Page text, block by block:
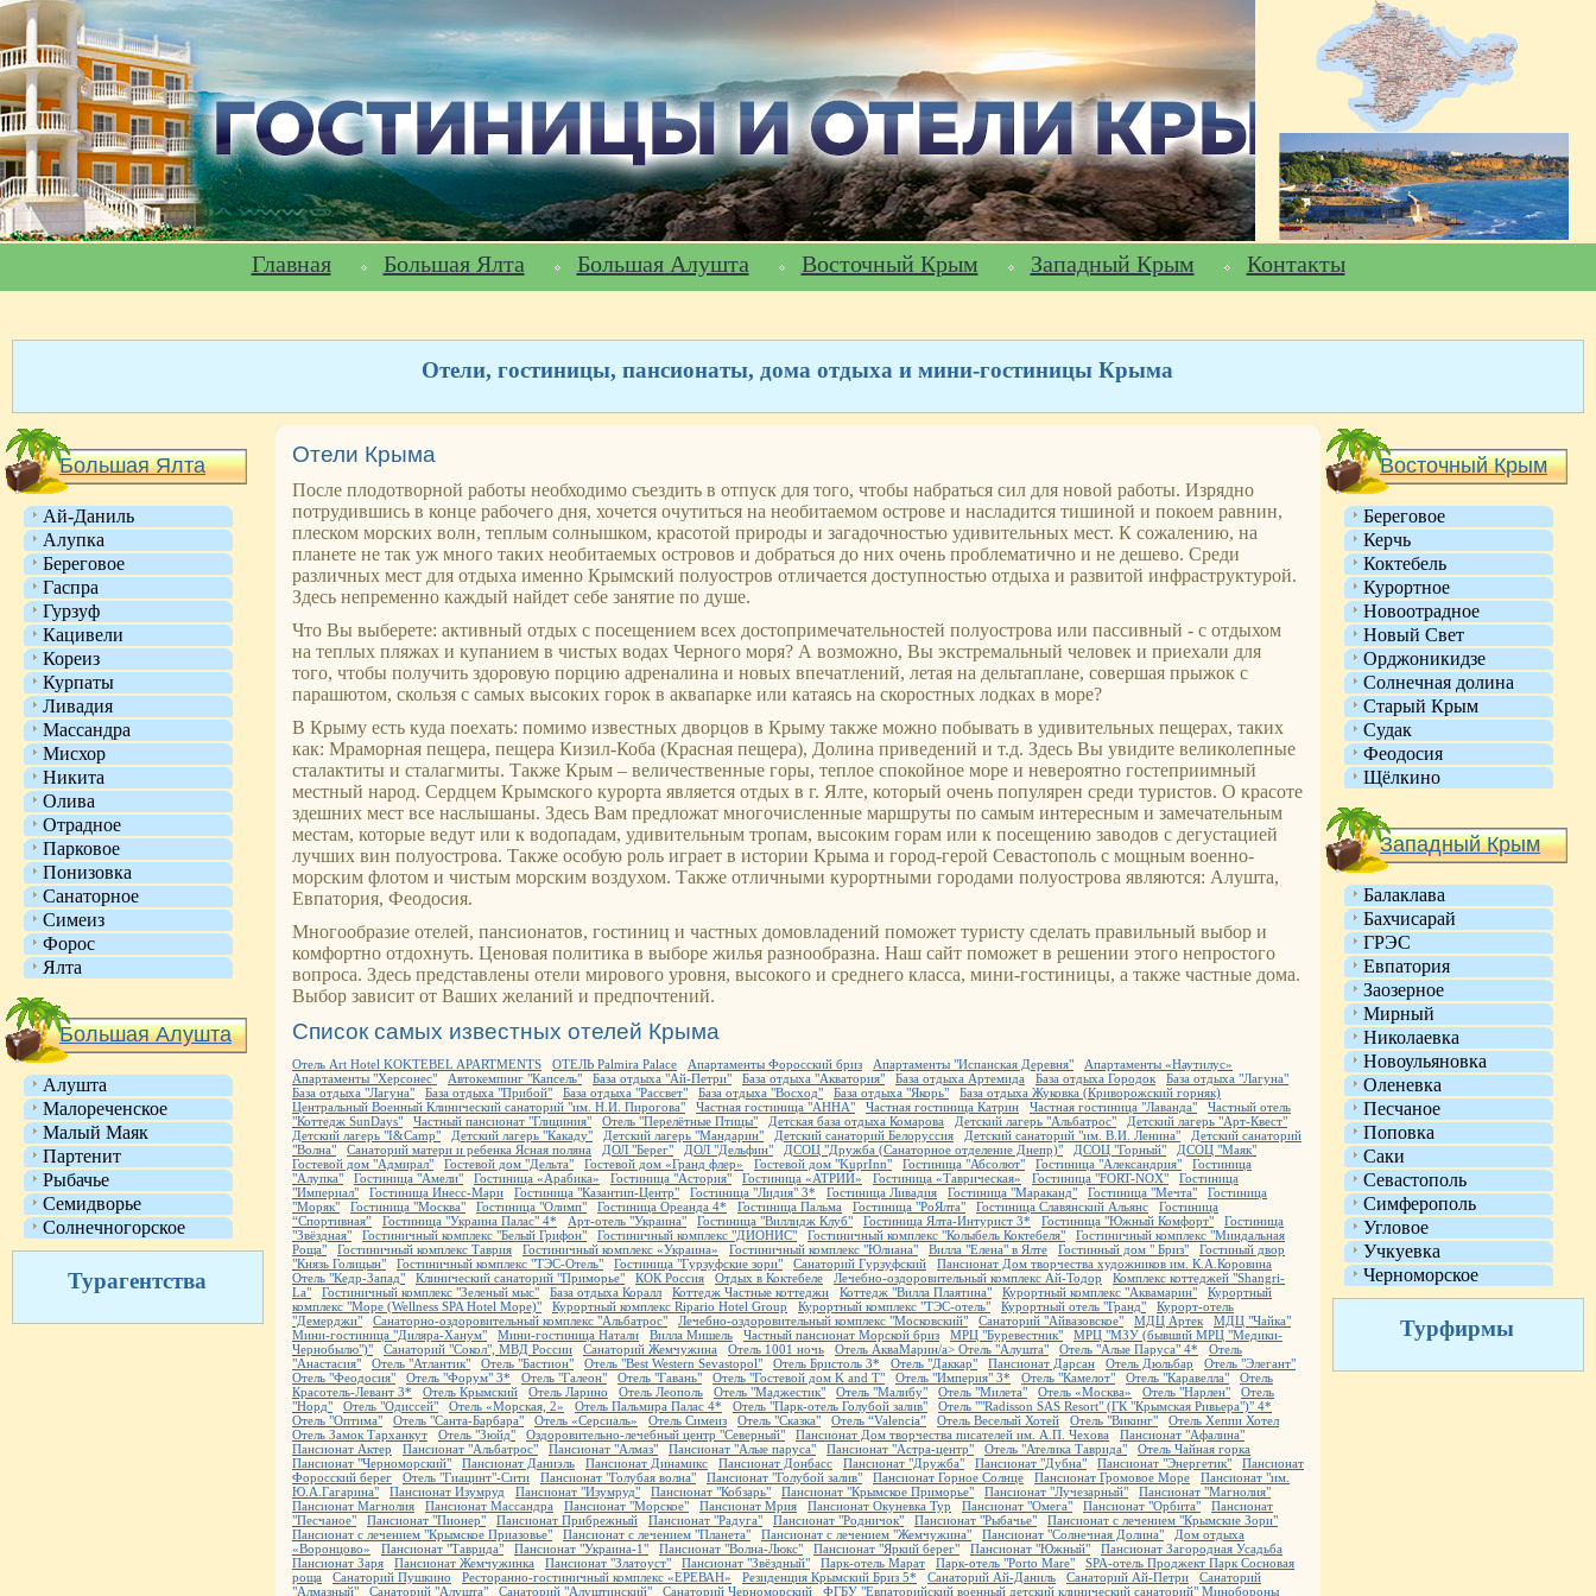
Главная Большая Ялта Большая Алушта Восточный Крым Западный Крым Контакты
Отели, гостиницы, пансионаты, дома отдыха и мини-гостиницы Крыма
Большая Ялта
Ай-Даниль
Алупка
Береговое
Гаспра
Гурзуф
Кацивели
Кореиз
Курпаты
Ливадия
Массандра
Мисхор
Никита
Олива
Отрадное
Парковое
Понизовка
Санаторное
Симеиз
Форос
Ялта
Большая Алушта
Алушта
Малореченское
Малый Маяк
Партенит
Рыбачье
Семидворье
Солнечногорское
Турагентства
Отели Крыма
После плодотворной работы необходимо съездить в отпуск для того, чтобы набраться сил для новой работы. Изрядно
потрудившись в конце рабочего дня, хочется очутиться на необитаемом острове и насладится тишиной и покоем равнин,
плеском морских волн, теплым солнышком, красотой природы и загадочностью удивительных мест. К сожалению, на
планете не так уж много таких необитаемых островов и добраться до них очень проблематично и не дешево. Среди
различных мест для отдыха именно Крымский полуостров отличается доступностью отдыха и развитой инфраструктурой.
Здесь непременно каждый найдет себе занятие по душе.
Что Вы выберете: активный отдых с посещением всех достопримечательностей полуострова или пассивный - с отдыхом
на теплых пляжах и купанием в чистых водах Черного моря? А возможно, Вы экстремальный человек и приехали для
того, чтобы получить здоровую порцию адреналина и новых впечатлений, летая на дельтаплане, совершая прыжок с
парашютом, скользя с самых высоких горок в аквапарке или катаясь на скоростных лодках в море?
В Крыму есть куда поехать: помимо известных дворцов в Крыму также можно побывать в удивительных пещерах, таких
как: Мраморная пещера, пещера Кизил-Коба (Красная пещера), Долина приведений и т.д. Здесь Вы увидите великолепные
сталактиты и сталагмиты. Также Крым – величественные горы, теплое спокойное море и невероятно гостеприимный
местный народ. Сердцем Крымского курорта является отдых в г. Ялте, который очень популярен среди туристов. О красоте
здешних мест все наслышаны. Здесь Вам предложат многочисленные маршруты по самым интересным и замечательным
местам, которые ведут или к водопадам, удивительным тропам, высоким горам или к посещению заводов с дегустацией
лучших вин полуострова. Также особую роль играет в истории Крыма и город-герой Севастополь с мощным военно-
морским флотом и чистым морским воздухом. Также отличными курортными городами полуострова являются: Алушта,
Евпатория, Феодосия.
Многообразие отелей, пансионатов, гостиниц и частных домовладений поможет туристу сделать правильный выбор и
комфортно отдохнуть. Ценовая политика в выборе жилья разнообразна. Наш сайт поможет в решении этого непростого
вопроса. Здесь представлены отели мирового уровня, высокого и среднего класса, мини-гостиницы, а также частные дома.
Выбор зависит от Ваших желаний и предпочтений.
Список самых известных отелей Крыма
Отель Art Hotel KOKTEBEL APARTMENTS ОТЕЛЬ Palmira Palace Апартаменты Форосский бриз Апартаменты "Испанская Деревня"
Апартаменты «Наутилус»
Апартаменты "Херсонес"
Автокемпинг "Капсель" База отдыха "Ай-Петри" База отдыха "Акватория" База отдыха Артемида База отдыха Городок
База отдыха "Лагуна"
База отдыха "Лагуна"
База отдыха "Прибой" База отдыха "Рассвет" База отдыха "Восход" База отдыха "Якорь"
База отдыха Жуковка (Криворожский горняк)
Центральный Военный Клинический санаторий "им. Н.И. Пирогова"
Частная гостиница "АННА" Частная гостиница Катрин Частная гостиница "Лаванда"
Частный отель
"Коттедж SunDays"
Частный пансионат "Глициния" Отель "Перелётные Птицы" Детская база отдыха Комарова Детский лагерь "Альбатрос"
Детский лагерь "Арт-Квест"
Детский лагерь "I&Camp"
Детский лагерь "Какаду" Детский лагерь "Мандарин" Детский санаторий Белоруссия Детский санаторий "им. В.И. Ленина"
Детский санаторий
"Волна"
Санаторий матери и ребенка Ясная поляна ДОЛ "Берег" ДОЛ "Дельфин" ДСОЦ "Дружба (Санаторное отделение Днепр)" ДСОЦ "Горный"
ДСОЦ "Маяк"
Гостевой дом "Адмирал"
Гостевой дом "Дельта" Гостевой дом «Гранд флер» Гостевой дом "KuprInn" Гостиница "Абсолют" Гостиница "Александрия"
Гостиница
"Алупка"
Гостиница "Амели" Гостиница «Арабика» Гостиница "Астория" Гостиница «АТРИЙ» Гостиница «Таврическая» Гостиница "FORT-NOX"
Гостиница
"Империал"
Гостиница Инесс-Мари Гостиница "Казантип-Центр" Гостиница "Лидия" 3* Гостиница Ливадия Гостиница "Мараканд" Гостиница "Мечта"
Гостиница
"Моряк"
Гостиница "Москва" Гостиница "Олимп" Гостиница Ореанда 4* Гостиница Пальма Гостиница "РоЯлта" Гостиница Славянский Альянс
Гостиница
“Спортивная”
Гостиница "Украина Палас" 4* Арт-отель "Украина" Гостиница "Виллидж Клуб" Гостиница Ялта-Интурист 3* Гостиница "Южный Комфорт"
Гостиница
"Звёздная"
Гостиничный комплекс "Белый Грифон" Гостиничный комплекс "ДИОНИС" Гостиничный комплекс "Колыбель Коктебеля"
Гостиничный комплекс "Миндальная
Роща"
Гостиничный комплекс Таврия Гостиничный комплекс «Украина» Гостиничный комплекс "Юлиана" Вилла "Елена" в Ялте Гостинный дом " Бриз"
Гостиный двор
"Князь Голицын"
Гостиничный комплекс "ТЭС-Отель" Гостиница "Гурзуфские зори" Санаторий Гурзуфский
Пансионат Дом творчества художников им. К.А.Коровина
Отель "Кедр-Запад"
Клинический санаторий "Приморье" КОК Россия Отдых в Коктебеле Лечебно-оздоровительный комплекс Ай-Тодор
Комплекс коттеджей "Shangri-
La"
Гостиничный комплекс "Зеленый мыс" База отдыха Коралл Коттедж Частные коттеджи Коттедж "Вилла Плаятина" Курортный комплекс "Аквамарин"
Курортный
комплекс "Море (Wellness SPA Hotel Море)"
Курортный комплекс Ripario Hotel Group Курортный комплекс "ТЭС-отель" Курортный отель "Гранд"
Курорт-отель
"Демерджи"
Санаторно-оздоровительный комплекс "Альбатрос" Лечебно-оздоровительный комплекс "Московский" Санаторий "Айвазовское" МДЦ Артек
МДЦ "Чайка"
Мини-гостиница "Диляра-Ханум"
Мини-гостиница Натали Вилла Мишель Частный пансионат Морской бриз МРЦ "Буревестник"
МРЦ "МЗУ (бывший МРЦ "Медики-
Чернобылю")"
Санаторий "Сокол", МВД России Санаторий Жемчужина Отель 1001 ночь Отель АкваМарин/a> Отель "Алушта" Отель "Алые Паруса" 4*
Отель
"Анастасия"
Отель "Атлантик" Отель "Бастион" Отель "Best Western Sevastopol" Отель Бристоль 3* Отель "Даккар" Пансионат Дарсан Отель Дюльбар
Отель "Элегант"
Отель "Феодосия"
Отель "Форум" 3* Отель "Галеон" Отель "Гавань" Отель "Гостевой дом K and T" Отель "Империя" 3* Отель "Камелот" Отель "Каравелла"
Отель
Красотель-Левант 3*
Отель Крымский Отель Ларино Отель Леополь Отель "Маджестик" Отель "Малибу" Отель "Милета" Отель «Москва» Отель "Нарлен"
Отель
"Норд"
Отель "Одиссей" Отель «Морская, 2» Отель Пальмира Палас 4* Отель "Парк-отель Голубой залив"
Отель ""Radisson SAS Resort" (ГК "Крымская Ривьера")" 4*
Отель "Оптима"
Отель "Санта-Барбара" Отель «Серсиаль» Отель Симеиз Отель "Сказка" Отель “Valencia” Отель Веселый Хотей Отель "Викинг"
Отель Хеппи Хотел
Отель Замок Тарханкут
Отель "Зюйд" Оздоровительно-лечебный центр "Северный" Пансионат Дом творчества писателей им. А.П. Чехова
Пансионат "Афалина"
Пансионат Актер
Пансионат "Альбатрос" Пансионат "Алмаз" Пансионат "Алые паруса" Пансионат "Астра-центр" Отель "Ателика Таврида"
Отель Чайная горка
Пансионат "Черноморский"
Пансионат Даниэль Пансионат Динамикс Пансионат Донбасс Пансионат "Дружба" Пансионат "Дубна" Пансионат "Энергетик"
Пансионат
Форосский берег
Отель "Гиацинт"-Сити Пансионат "Голубая волна" Пансионат "Голубой залив" Пансионат Горное Солнце Пансионат Громовое Море
Пансионат "им.
Ю.А.Гагарина"
Пансионат Изумруд Пансионат "Изумруд" Пансионат "Кобзарь" Пансионат "Крымское Приморье" Пансионат "Лучезарный"
Пансионат "Магнолия"
Пансионат Магнолия
Пансионат Массандра Пансионат "Морское" Пансионат Мрия Пансионат Окуневка Тур Пансионат "Омега" Пансионат "Орбита"
Пансионат
"Песчаное"
Пансионат "Пионер" Пансионат Прибрежный Пансионат "Радуга" Пансионат "Родничок" Пансионат "Рыбачье"
Пансионат с лечением "Крымские Зори"
Пансионат с лечением "Крымское Приазовье"
Пансионат с лечением "Планета" Пансионат с лечением "Жемчужина" Пансионат "Солнечная Долина"
Дом отдыха
«Воронцово»
Пансионат "Таврида" Пансионат "Украина-1" Пансионат "Волна-Люкс" Пансионат "Яркий берег" Пансионат "Южный"
Пансионат Загородная Усадьба
Пансионат Заря
Пансионат Жемчужинка Пансионат "Златоуст" Пансионат "Звёздный" Парк-отель Марат Парк-отель "Porto Mare"
SPA-отель Проджект Парк Сосновая
роща
Санаторий Пушкино Ресторанно-гостиничный комплекс «ЕРЕВАН» Резиденция Крымский Бриз 5* Санаторий Ай-Даниль Санаторий Ай-Петри
Санаторий
"Алмазный"
Санаторий "Алушта" Санаторий "Алуштинский" Санаторий Черноморский ФГБУ "Евпаторийский военный детский клинический санаторий" Минобороны
Восточный Крым
Береговое
Керчь
Коктебель
Курортное
Новоотрадное
Новый Свет
Орджоникидзе
Солнечная долина
Старый Крым
Судак
Феодосия
Щёлкино
Западный Крым
Балаклава
Бахчисарай
ГРЭС
Евпатория
Заозерное
Мирный
Николаевка
Новоульяновка
Оленевка
Песчаное
Поповка
Саки
Севастополь
Симферополь
Угловое
Учкуевка
Черноморское
Турфирмы